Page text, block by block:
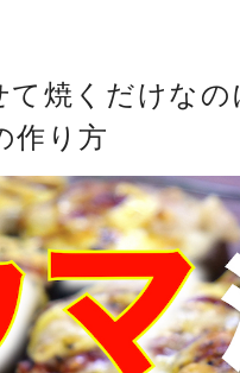
て焼くだけな
作り方